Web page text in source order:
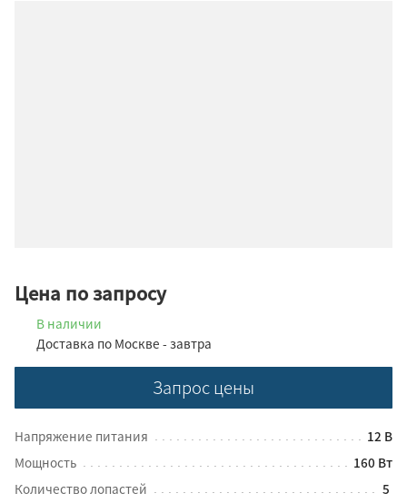
Цена по запросу
В наличии
Доставка по Москве - завтра
Запрос цены
Напряжение питания
12 В
Мощность
160 Вт
Количество лопастей
5